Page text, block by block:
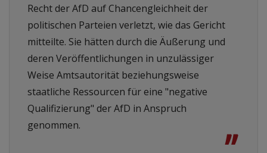
Recht der AfD auf Chancengleichheit der
politischen Parteien verletzt, wie das Gericht
mitteilte. Sie hätten durch die Äußerung und
deren Veröffentlichungen in unzulässiger
Weise Amtsautorität beziehungsweise
staatliche Ressourcen für eine "negative
Qualifizierung" der AfD in Anspruch
genommen.